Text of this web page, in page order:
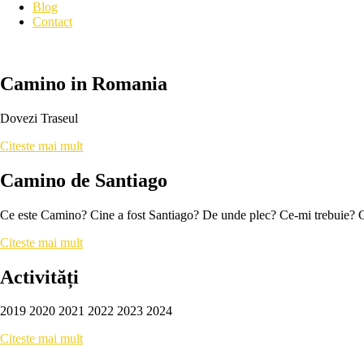
Blog
Contact
Camino in Romania
Dovezi Traseul
Citeste mai mult
Camino de Santiago
Ce este Camino? Cine a fost Santiago? De unde plec? Ce-mi trebuie?
Citeste mai mult
Activități
2019 2020 2021 2022 2023 2024
Citeste mai mult